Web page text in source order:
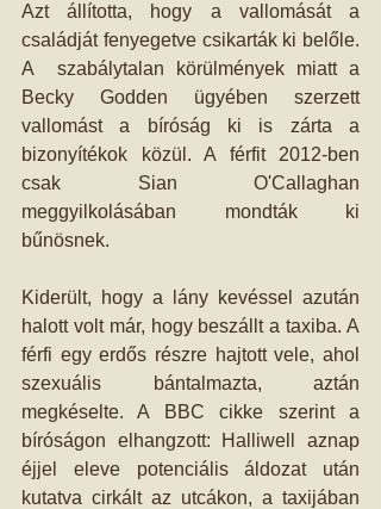
Azt állította, hogy a vallomását a
családját fenyegetve csikarták ki belőle.
A  szabálytalan körülmények miatt a
Becky Godden ügyében szerzett
vallomást a bíróság ki is zárta a
bizonyítékok közül. A férfit 2012-ben
csak Sian O'Callaghan
meggyilkolásában mondták ki
bűnösnek.
Kiderült, hogy a lány kevéssel azután
halott volt már, hogy beszállt a taxiba. A
férfi egy erdős részre hajtott vele, ahol
szexuális bántalmazta, aztán
megkéselte. A BBC cikke szerint a
bíróságon elhangzott: Halliwell aznap
éjjel eleve potenciális áldozat után
kutatva cirkált az utcákon, a taxijában